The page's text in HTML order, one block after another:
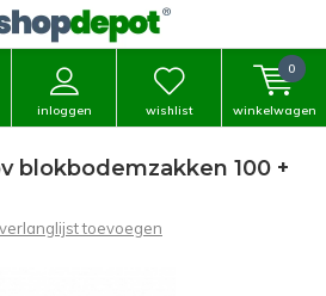
inloggen wishlist winkelwagen
0
blokbodemzakken 100 +
toevoegen